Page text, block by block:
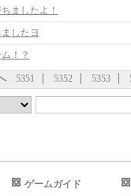
ましたよ！
したヨ
！？
5351 5352 5353
ゲームガイド